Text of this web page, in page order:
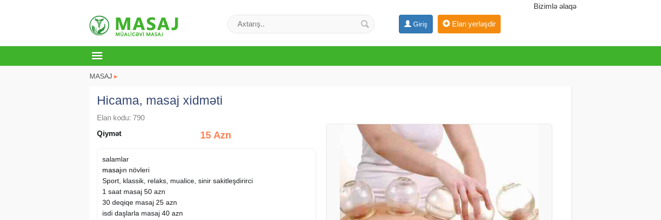
Bizimlə əlaqə
Giriş Elan yerləşdir
MASAJ ▸
Hicama, masaj xidməti
Elan kodu: 790
Qiymət
15 Azn
salamlar
masajın növleri
Sport, klassik, relaks, mualice, sinir sakitleşdirirci
1 saat masaj 50 azn
30 deqiqe masaj 25 azn
isdi daşlarla masaj 40 azn